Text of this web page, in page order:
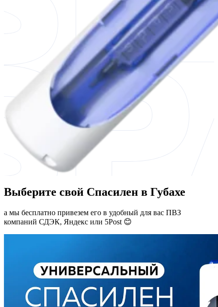
Выберите свой Спасилен в Губахе
а мы бесплатно привезем его в удобный для вас ПВЗ
компаний СДЭК, Яндекс или 5Post 😊